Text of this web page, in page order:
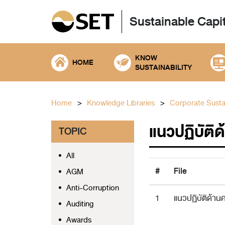
Sustainable
HOME
KNOW
SUSTAINABILITY
Home Knowledge Libraries Corporate
TOPIC
All
AGM
Anti-Corruption
Auditing
Awards
แนวปฏิบัติ
# File
1 แนวปฏิบัติด้าน